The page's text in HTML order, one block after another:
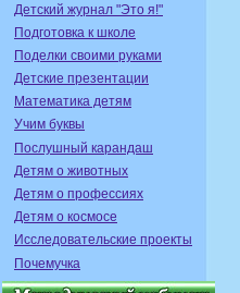
Детский журнал "Это я!"
Подготовка к школе
Поделки своими руками
Детские презентации
Математика детям
Учим буквы
Послушный карандаш
Детям о животных
Детям о профессиях
Детям о космосе
Исследовательские проекты
Почемучка